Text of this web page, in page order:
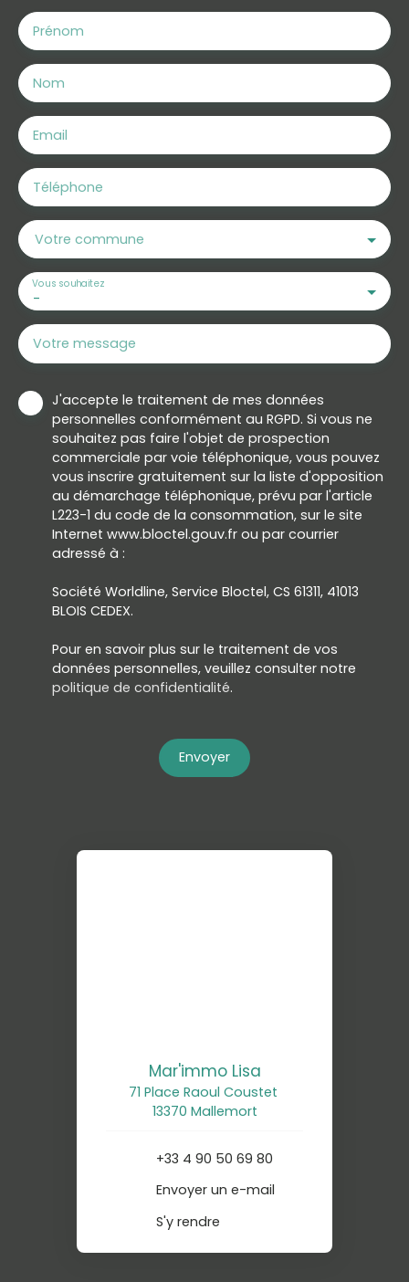
Prénom
Nom
Email
Téléphone
Votre commune
-
Vous souhaitez
Votre message
J'accepte le traitement de mes données
personnelles conformément au RGPD. Si vous ne
souhaitez pas faire l'objet de prospection
commerciale par voie téléphonique, vous pouvez
vous inscrire gratuitement sur la liste d'opposition
au démarchage téléphonique, prévu par l'article
L223-1 du code de la consommation, sur le site
Internet www.bloctel.gouv.fr ou par courrier
adressé à :
Société Worldline, Service Bloctel, CS 61311, 41013
BLOIS CEDEX.
Pour en savoir plus sur le traitement de vos
données personnelles, veuillez consulter notre
politique de confidentialité.
Envoyer
Mar'immo Lisa
71 Place Raoul Coustet
13370 Mallemort
+33 4 90 50 69 80
Envoyer un e-mail
S'y rendre